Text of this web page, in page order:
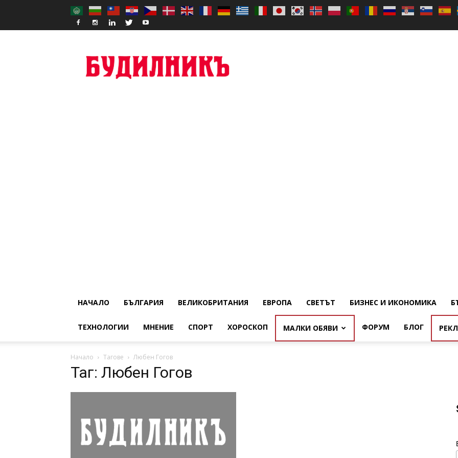
НАЧАЛО БЪЛГАРИЯ ВЕЛИКОБРИТАНИЯ ЕВРОПА СВЕТЪТ БИЗНЕС И ИКОНОМИКА
ТЕХНОЛОГИИ МНЕНИЕ СПОРТ ХОРОСКОП МАЛКИ ОБЯВИ ФОРУМ БЛОГ
Начало Тагове Любен Гогов
Таг: Любен Гогов